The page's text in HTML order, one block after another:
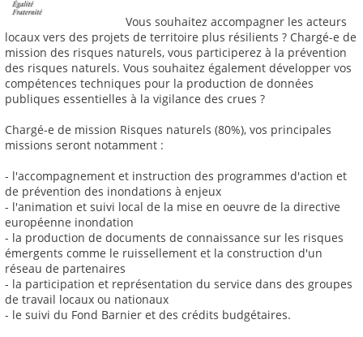
Vous souhaitez accompagner les acteurs
locaux vers des projets de territoire plus résilients ? Chargé-e de
mission des risques naturels, vous participerez à la prévention
des risques naturels. Vous souhaitez également développer vos
compétences techniques pour la production de données
publiques essentielles à la vigilance des crues ?
Chargé-e de mission Risques naturels (80%), vos principales
missions seront notamment :
- l'accompagnement et instruction des programmes d'action et
de prévention des inondations à enjeux
- l'animation et suivi local de la mise en oeuvre de la directive
européenne inondation
- la production de documents de connaissance sur les risques
émergents comme le ruissellement et la construction d'un
réseau de partenaires
- la participation et représentation du service dans des groupes
de travail locaux ou nationaux
- le suivi du Fond Barnier et des crédits budgétaires.